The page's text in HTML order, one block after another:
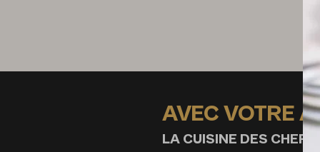
AVEC VOTRE
LA CUISINE DES